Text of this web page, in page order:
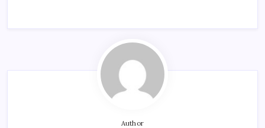
Author